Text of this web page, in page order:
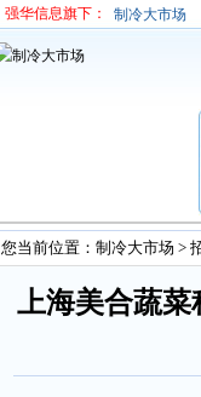
强华信息旗下： 制冷大市场
您当前位置： 制冷大市场 >
上海美合蔬菜